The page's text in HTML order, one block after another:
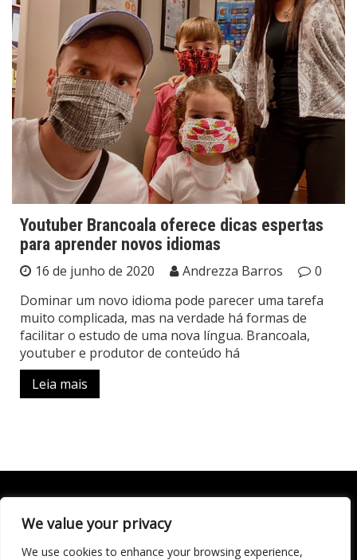
We value your privacy
We use cookies to enhance your browsing experience,
Youtuber Brancoala oferece dicas espertas
para aprender novos idiomas
16 de junho de 2020 Andrezza Barros
0
Dominar um novo idioma pode parecer uma tarefa
muito complicada, mas na verdade há formas de
facilitar o estudo de uma nova língua. Brancoala,
youtuber e produtor de conteúdo há
Leia mais
Todo conteúdo publicado neste portal, incluindo textos,
responsabilidade do autor. © 2020 - 2024 Todos os direitos